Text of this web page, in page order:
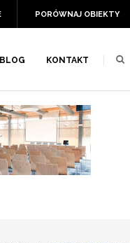
PORÓWNAJ OBIEKTY
BLOG KONTAKT